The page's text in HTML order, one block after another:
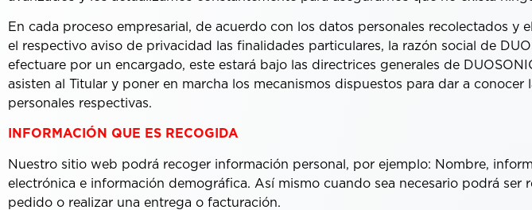
En cada proceso empresarial, de acuerdo con los datos personales recolectados y
el respectivo aviso de privacidad las finalidades particulares, la razón social de
efectuare por un encargado, este estará bajo las directrices generales de
asisten al Titular y poner en marcha los mecanismos dispuestos para dar a
personales respectivas.
INFORMACIÓN QUE ES RECOGIDA
Nuestro sitio web podrá recoger información personal, por ejemplo: Nombre,
electrónica e información demográfica. Así mismo cuando sea necesario podrá
pedido o realizar una entrega o facturación.